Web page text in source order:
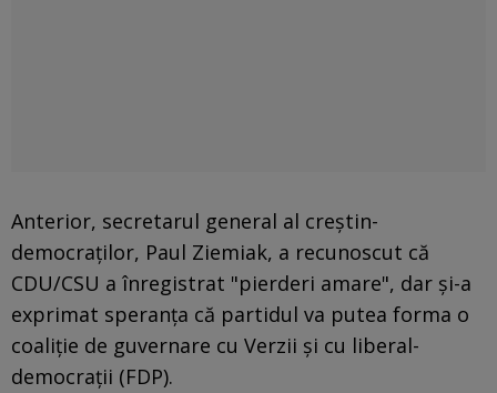
Anterior, secretarul general al creştin-
democraţilor, Paul Ziemiak, a recunoscut că
CDU/CSU a înregistrat "pierderi amare", dar şi-a
exprimat speranţa că partidul va putea forma o
coaliţie de guvernare cu Verzii şi cu liberal-
democraţii (FDP).